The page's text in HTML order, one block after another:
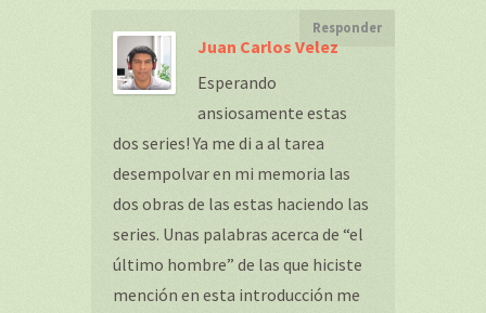
Juan Carlos Velez
Responder
Esperando
ansiosamente estas
dos series! Ya me di a al tarea
desempolvar en mi memoria las
dos obras de las estas haciendo las
series. Unas palabras acerca de “el
último hombre” de las que hiciste
mención en esta introducción me